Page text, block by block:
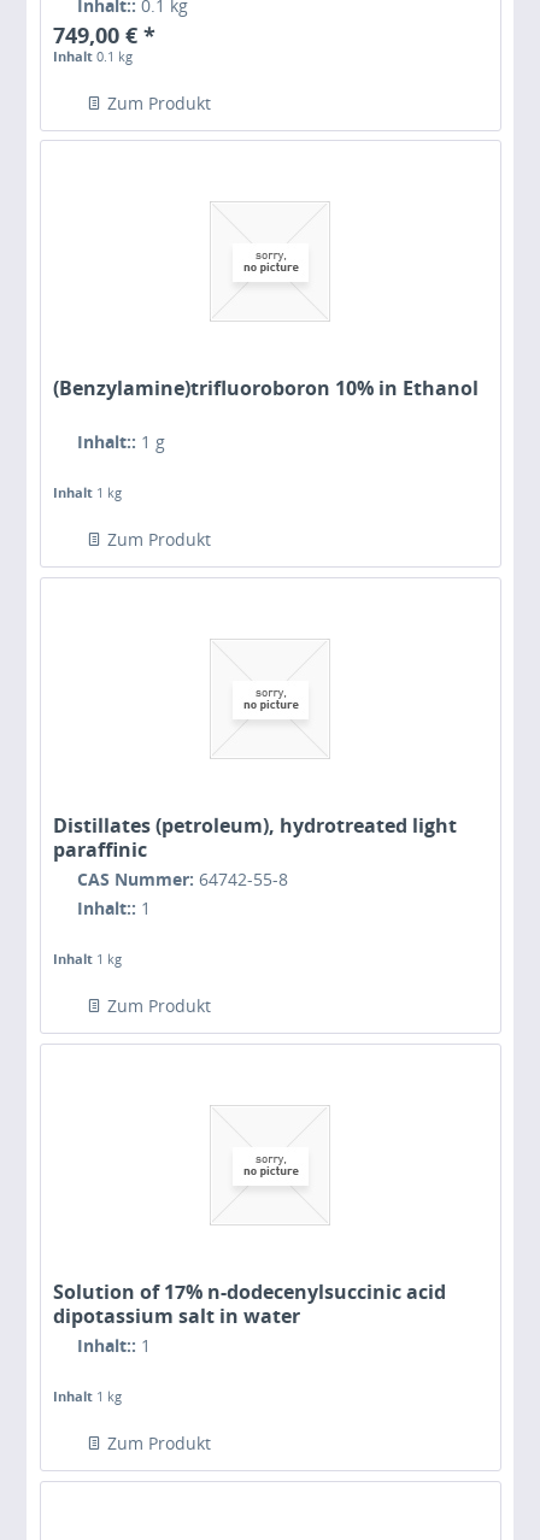
Inhalt:: 0.1 kg
749,00 € *
Inhalt 0.1 kg
Zum Produkt
(Benzylamine)trifluoroboron 10% in Ethanol
Inhalt:: 1 g
Inhalt 1 kg
Zum Produkt
Distillates (petroleum), hydrotreated light
paraffinic
CAS Nummer: 64742-55-8
Inhalt:: 1
Inhalt 1 kg
Zum Produkt
Solution of 17% n-dodecenylsuccinic acid
dipotassium salt in water
Inhalt:: 1
Inhalt 1 kg
Zum Produkt